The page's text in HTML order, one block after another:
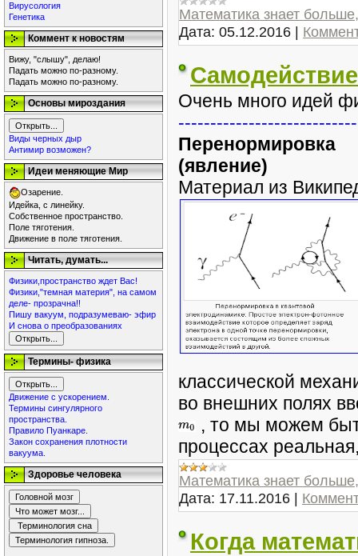
Вирусология
Генетика
Коммент к новостям
Вижу, "слышу", делаю!
Падать можно по-разному.
Падать можно по-разному.
Основы мироздания
Виды черных дыр
Антимир возможен?
Идеи меняющие Мир
Озарение.
Идейка, с линейку.
Собственное пространство.
Поле тяготения.
Движение в поле тяготения.
Читать, думать...
Физики,пространство ждет Вас!
Физики,"темная материя", на самом
деле- прозрачна!!
Пишу вакуум, подразумеваю- эфир
И снова о преобразованиях
Термины- физика
Движение с ускорением.
Термины сингулярного
пространства.
Правило Пуанкаре.
Закон сохранения плотности
вакуума.
Здоровье человека
Математика знает
Дата: 05.12.2016 |
Очень много идей
Перенормировка
(явление)
Материал из
классической
во внешних полях
, то мы можем
процессах
Математика знает
Дата: 17.11.2016 |
Когда